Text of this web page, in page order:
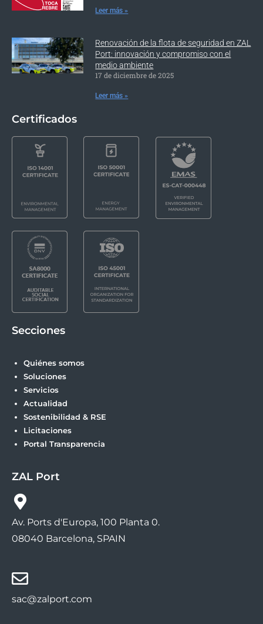
Leer más »
Renovación de la flota de seguridad en ZAL
Port: innovación y compromiso con el
medio ambiente
17 de diciembre de 2025
Leer más »
Certificados
Secciones
Quiénes somos
Soluciones
Servicios
Actualidad
Sostenibilidad & RSE
Licitaciones
Portal Transparencia
ZAL Port
Av. Ports d'Europa, 100 Planta 0.
08040 Barcelona, SPAIN
sac@zalport.com